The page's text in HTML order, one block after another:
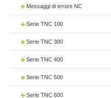
Messaggi di errore NC
Serie TNC 100
Serie TNC 300
Serie TNC 400
Serie TNC 500
Serie TNC 600